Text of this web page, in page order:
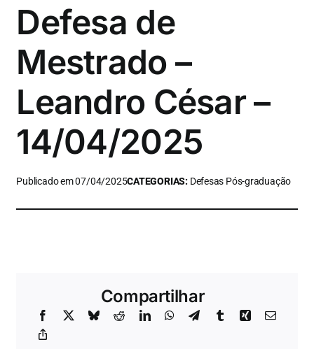
Defesa de
Mestrado –
Leandro César –
14/04/2025
Publicado em 07/04/2025CATEGORIAS: Defesas Pós-graduação
Compartilhar